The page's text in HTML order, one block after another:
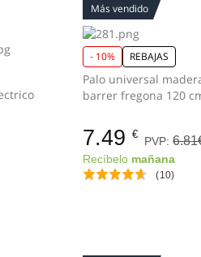
Más vendido
- 10% REBAJAS
Palo universal
barrer fregona 120
7.49 €
PVP:
Recíbelo mañana
(10)